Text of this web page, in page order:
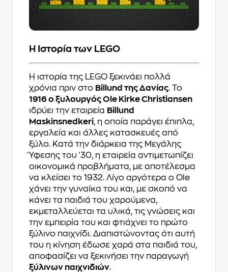
Η Ιστορία των LEGO
Η ιστορία της LEGO ξεκινάει πολλά
χρόνια πριν στο Billund της Δανίας. Το
1916 ο ξυλουργός Ole Kirke Christiansen
ιδρύει την εταιρεία Billund
Maskinsnedkeri, η οποία παράγει έπιπλα,
εργαλεία και άλλες κατασκευές από
ξύλο. Κατά την διάρκεια της Μεγάλης
Ύφεσης του '30, η εταιρεία αντιμετωπίζει
οικονομικά προβλήματα, με αποτέλεσμα
να κλείσει το 1932. Λίγο αργότερα ο Ole
χάνει την γυναίκα του και, με σκοπό να
κάνει τα παιδιά του χαρούμενα,
εκμεταλλεύεται τα υλικά, τις γνώσεις και
την εμπειρία του και φτιάχνει το πρώτο
ξύλινο παιχνίδι. Διαπιστώνοντας ότι αυτή
του η κίνηση έδωσε χαρά στα παιδιά του,
αποφασίζει να ξεκινήσει την παραγωγή
ξύλινων παιχνιδιών.